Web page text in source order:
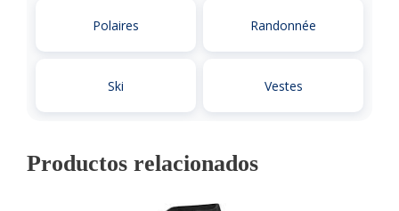
Polaires Randonnée
Ski Vestes
Productos relacionados